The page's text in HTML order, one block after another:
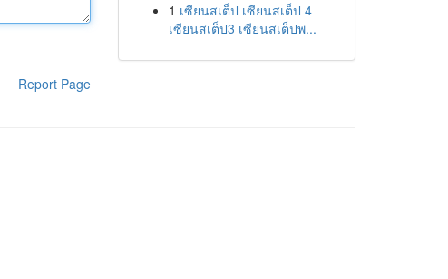
Report Page
1 เซียนสเต็ป เซียนสเต็ป 4
เซียนสเต็ป3 เซียนสเต็ปพ...